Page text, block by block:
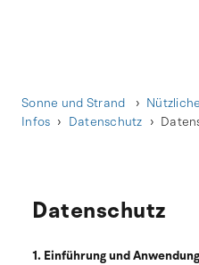
Sonne und Strand
Nützliche
Infos
Datenschutz
Datenschutz
1. Einführung und